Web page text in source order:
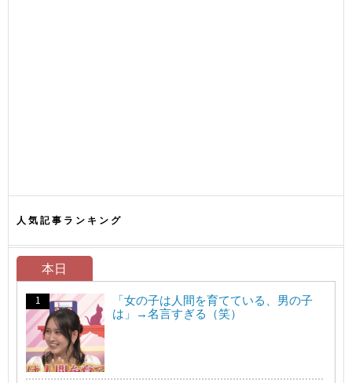
人気記事ランキング
本日
「女の子は人間を育てている、男の子
は」→名言すぎる（笑）